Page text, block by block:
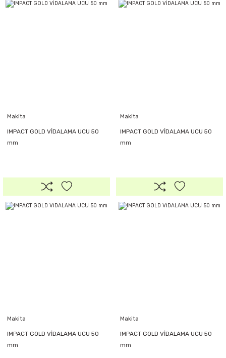
Makita
IMPACT GOLD VİDALAMA UCU 50
mm
Makita
IMPACT GOLD VİDALAMA UCU 50
mm
Makita
IMPACT GOLD VİDALAMA UCU 50
mm
Makita
IMPACT GOLD VİDALAMA UCU 50
mm